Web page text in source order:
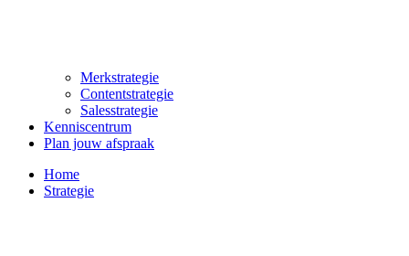
Merkstrategie
Contentstrategie
Salesstrategie
Kenniscentrum
Plan jouw afspraak
Home
Strategie